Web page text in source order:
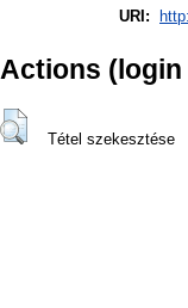
URI:
Actions (login
Tétel szekesztése